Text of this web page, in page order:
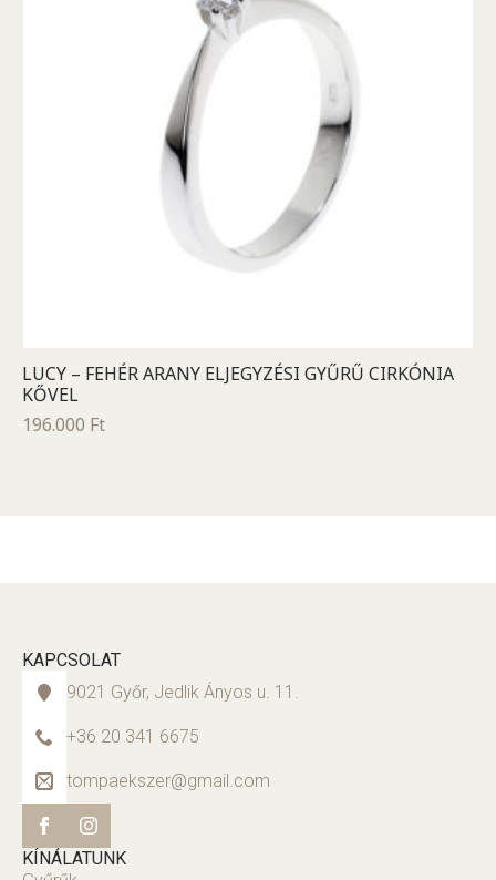
LUCY – FEHÉR ARANY ELJEGYZÉSI GYŰRŰ CIRKÓNIA
KŐVEL
196.000 Ft
KAPCSOLAT
9021 Győr, Jedlik Ányos u. 11.
+36 20 341 6675
tompaekszer@gmail.com
KÍNÁLATUNK